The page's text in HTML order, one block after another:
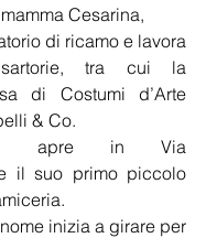
Cesarina,
di ricamo e lavora
tra cui la
di Costumi d’Arte
& Co.
apre in Via
il suo primo piccolo
inizia a girare per